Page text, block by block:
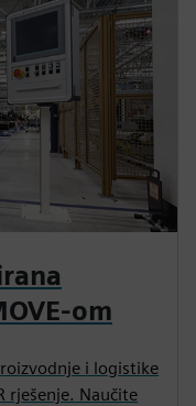
om
i logistike
rješenje. Naučite